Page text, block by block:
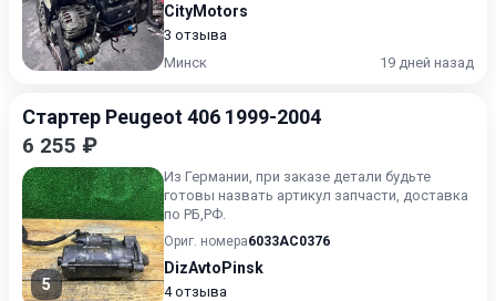
CityMotors
3 отзыва
Минск
19 дней назад
Стартер Peugeot 406 1999-2004
6 255 ₽
5
Из Германии, при заказе детали будьте
готовы назвать артикул запчасти, доставка
по РБ,РФ.
Ориг. номера6033AC0376
DizAvtoPinsk
4 отзыва